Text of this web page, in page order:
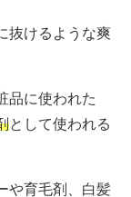
抜けるような爽
品に使われた
として使われる
や育毛剤、白髪